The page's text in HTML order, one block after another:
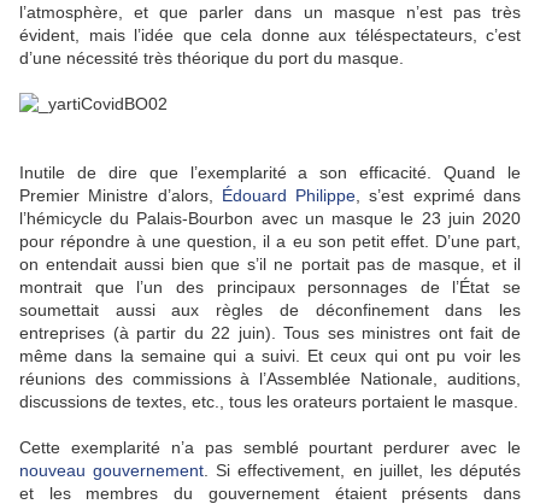
l’atmosphère, et que parler dans un masque n’est pas très
évident, mais l’idée que cela donne aux téléspectateurs, c’est
d’une nécessité très théorique du port du masque.
Inutile de dire que l’exemplarité a son efficacité. Quand le
Premier Ministre d’alors, Édouard Philippe , s’est exprimé dans
l’hémicycle du Palais-Bourbon avec un masque le 23 juin 2020
pour répondre à une question, il a eu son petit effet. D’une part,
on entendait aussi bien que s’il ne portait pas de masque, et il
montrait que l’un des principaux personnages de l’État se
soumettait aussi aux règles de déconfinement dans les
entreprises (à partir du 22 juin). Tous ses ministres ont fait de
même dans la semaine qui a suivi. Et ceux qui ont pu voir les
réunions des commissions à l’Assemblée Nationale, auditions,
discussions de textes, etc., tous les orateurs portaient le masque.
Cette exemplarité n’a pas semblé pourtant perdurer avec le
nouveau gouvernement . Si effectivement, en juillet, les députés
et les membres du gouvernement étaient présents dans